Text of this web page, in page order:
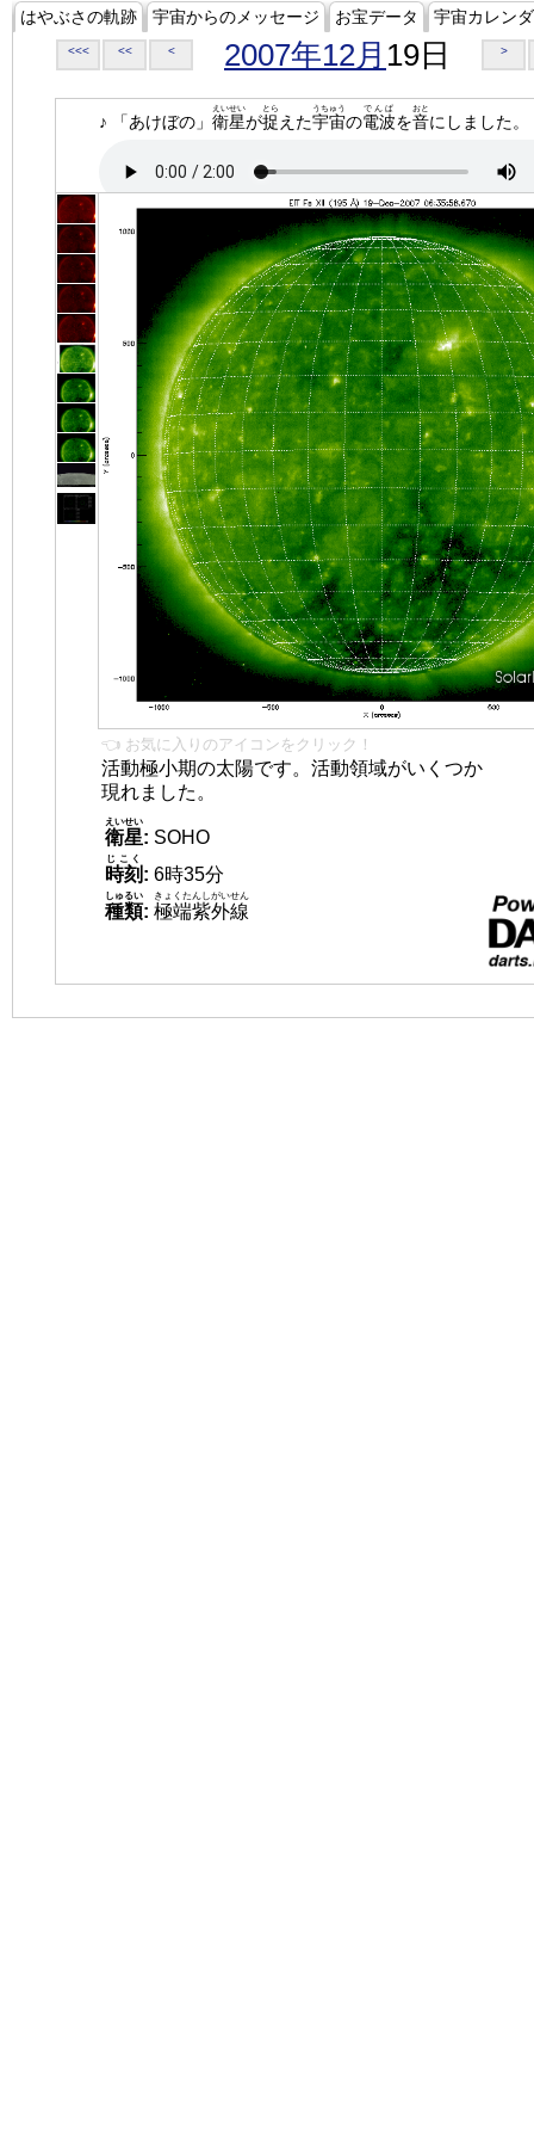
はやぶさの軌跡 宇宙からのメッセージ お宝データ 宇宙カレン
<<< << < 2007年12月 19日 >
♪ 「あけぼの」 衛星
えいせい
が捉
とら
えた宇宙
うちゅう
の電波
でんぱ
を音
おと
にしました。
👈 お気に入りのアイコンをクリック！
活動極小期の太陽です。活動領域がいくつか
現れました。
衛星
えいせい
: SOHO
時刻
じこく
: 6時35分
種類
しゅるい
: 極端紫外線
きょくたんしがいせん